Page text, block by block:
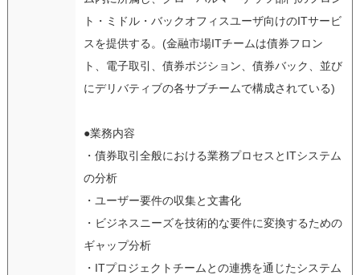
ト・ミドル・バックオフィスユーザ向けのITサービ
スを提供する。(金融市場ITチームは債券フロン
ト、電子取引、債券ポジション、債券バック、並び
にデリバティブの各サブチームで構成されている)
●業務内容
・債券取引全般における業務プロセスとITシステム
の分析
・ユーザー要件の収集と文書化
・ビジネスニーズを技術的な要件に変換するための
ギャップ分析
・ITプロジェクトチームとの連携を通じたシステム